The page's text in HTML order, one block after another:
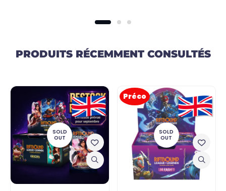
PRODUITS RÉCEMMENT CONSULTÉS
SOLD
OUT
Préco
SOLD
OUT